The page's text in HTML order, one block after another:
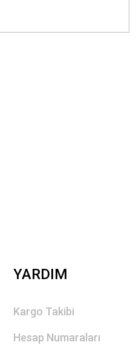
YARDIM
Kargo Takibi
Hesap Numaraları